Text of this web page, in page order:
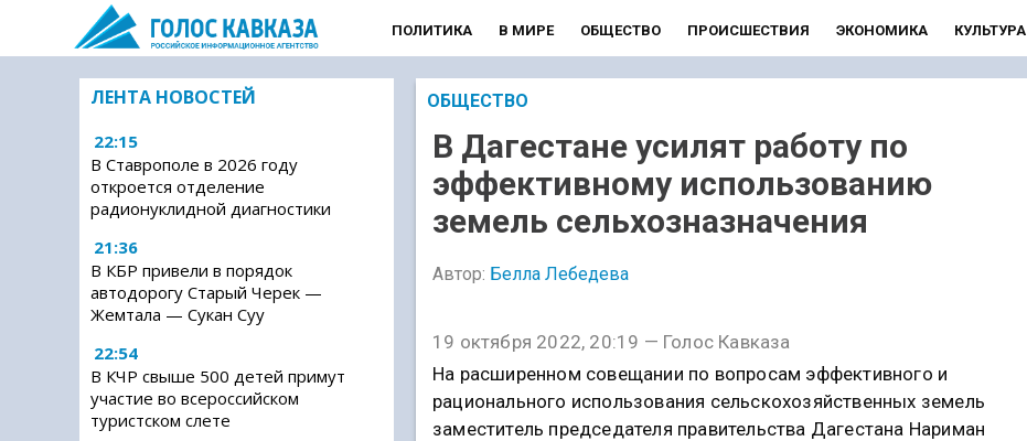
ПОЛИТИКА В МИРЕ ОБЩЕСТВО ПРОИСШЕСТВИЯ ЭКОНОМИКА КУЛЬТУРА
ЛЕНТА НОВОСТЕЙ
22:15
В Ставрополе в 2026 году
откроется отделение
радионуклидной диагностики
21:36
В КБР привели в порядок
автодорогу Старый Черек —
Жемтала — Сукан Суу
22:54
В КЧР свыше 500 детей примут
участие во всероссийском
туристском слете
ОБЩЕСТВО
В Дагестане усилят работу по
эффективному использованию
земель сельхозназначения
Автор: Белла Лебедева
19 октября 2022, 20:19 — Голос Кавказа
На расширенном совещании по вопросам эффективного и
рационального использования сельскохозяйственных земель
заместитель председателя правительства Дагестана Нариман